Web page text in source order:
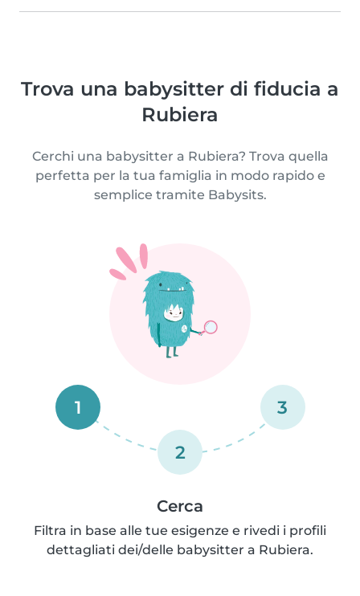
Trova una babysitter di fiducia a
Rubiera
Cerchi una babysitter a Rubiera? Trova quella
perfetta per la tua famiglia in modo rapido e
semplice tramite Babysits.
1
2
3
Cerca
Filtra in base alle tue esigenze e rivedi i profili
dettagliati dei/delle babysitter a Rubiera.